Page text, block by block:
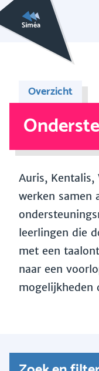
Overzicht
Auris, Kentalis,
werken samen
leerlingen die
met een
naar een
mogelijkheden